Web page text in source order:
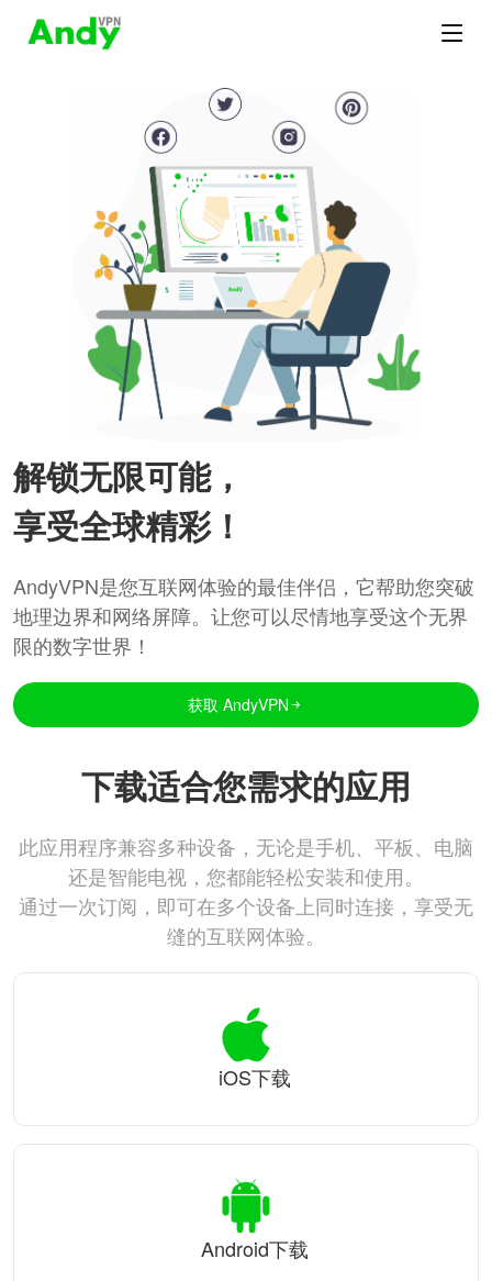
解锁无限可能，
享受全球精彩！
AndyVPN是您互联网体验的最佳伴侣，它帮助您突破
地理边界和网络屏障。让您可以尽情地享受这个无界
限的数字世界！
获取 AndyVPN
下载适合您需求的应用
此应用程序兼容多种设备，无论是手机、平板、电脑
还是智能电视，您都能轻松安装和使用。
通过一次订阅，即可在多个设备上同时连接，享受无
缝的互联网体验。
iOS下载
Android下载